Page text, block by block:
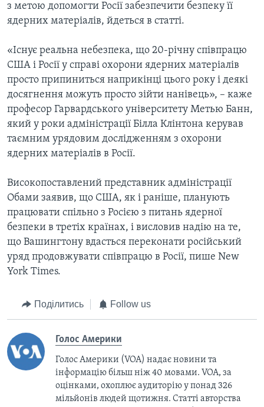
з метою допомогти Росії забезпечити безпеку її
ядерних матеріалів, йдеться в статті.
«Існує реальна небезпека, що 20-річну співпрацю
США і Росії у справі охорони ядерних матеріалів
просто припиниться наприкінці цього року і деякі
досягнення можуть просто зійти нанівець», – каже
професор Гарвардського університету Метью Банн,
який у роки адміністрації Білла Клінтона керував
таємним урядовим дослідженням з охорони
ядерних матеріалів в Росії.
Високопоставлений представник адміністрації
Обами заявив, що США, як і раніше, планують
працювати спільно з Росією з питань ядерної
безпеки в третіх країнах, і висловив надію на те,
що Вашингтону вдасться переконати російський
уряд продовжувати співпрацю в Росії, пише New
York Times.
Поділитись Follow us
Голос Америки
Голос Америки (VOA) надає новини та
інформацію більш ніж 40 мовами. VOA, за
оцінками, охоплює аудиторію у понад 326
мільйонів людей щотижня. Статті авторства